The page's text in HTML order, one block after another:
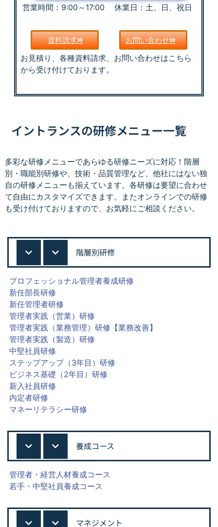
営業時間：9:00～17:00 休業日：土、日、祝日
資料請求 お問い合わせ
お見積り、各種資料請求、お問い合わせはこちら
から受け付けております。
イントランスの研修メニュー一覧
多彩な研修メニューであらゆる研修ニーズに対応！階層
別・職能別研修や、技術・品質管理など、他社にはない独
自の研修メニューも揃えています。各研修は要望に合わせ
て自由にカスタマイズできます。またオンラインでの研修
も受け付けておりますので、お気軽にご相談ください。
階層別研修
プロフェッショナル管理者養成研修
新任部長研修
新任管理者研修
管理者実践（営業）研修
管理者実践（業務管理）研修【業務改善】
管理者実践（製造）研修
中堅社員研修
ステップアップ（3年目）研修
ビジネス基礎（2年目）研修
新入社員研修
内定者研修
マネーリテラシー研修
養成コース
管理者・経営人材養成コース
若手・中堅社員養成コース
マネジメント